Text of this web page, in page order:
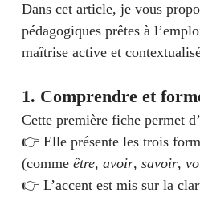
Niveau avancé Modules EPF
Dans cet article, je vous
pédagogiques prêtes à
maîtrise active et
1. Comprendre et
Cette première fiche permet
👉 Elle présente les trois
(comme être, avoir, savoir,
👉 L’accent est mis sur la